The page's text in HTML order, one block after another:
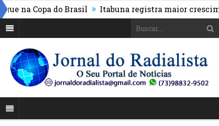
Copa do Brasil » Itabuna registra maior crescimento